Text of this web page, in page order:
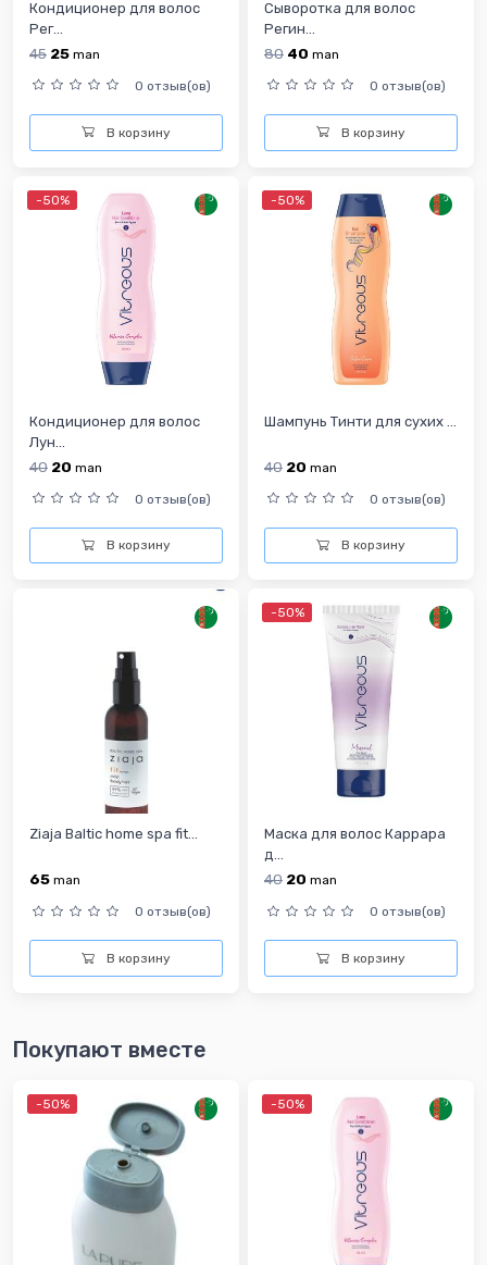
Кондиционер для волос
Рег...
45 25 man
0 отзыв(ов)
В корзину
Сыворотка для волос
Регин...
80 40 man
0 отзыв(ов)
В корзину
-50%
Кондиционер для волос
Лун...
40 20 man
0 отзыв(ов)
В корзину
-50%
Шампунь Тинти для сухих ...
40 20 man
0 отзыв(ов)
В корзину
Ziaja Baltic home spa fit...
65 man
0 отзыв(ов)
В корзину
-50%
Маска для волос Каррара
д...
40 20 man
0 отзыв(ов)
В корзину
Покупают вместе
-50% -50%